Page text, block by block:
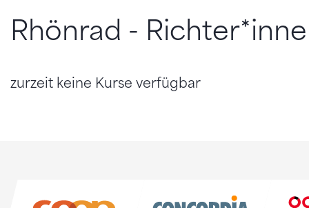
Rhönrad -
zurzeit keine Kurse verfügbar